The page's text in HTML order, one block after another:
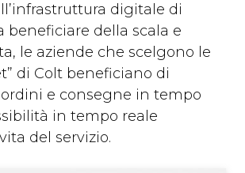
digitale di
beneficiare della scala e
le aziende che scelgono le
di Colt beneficiano di
e consegne in tempo
in tempo reale
del servizio.